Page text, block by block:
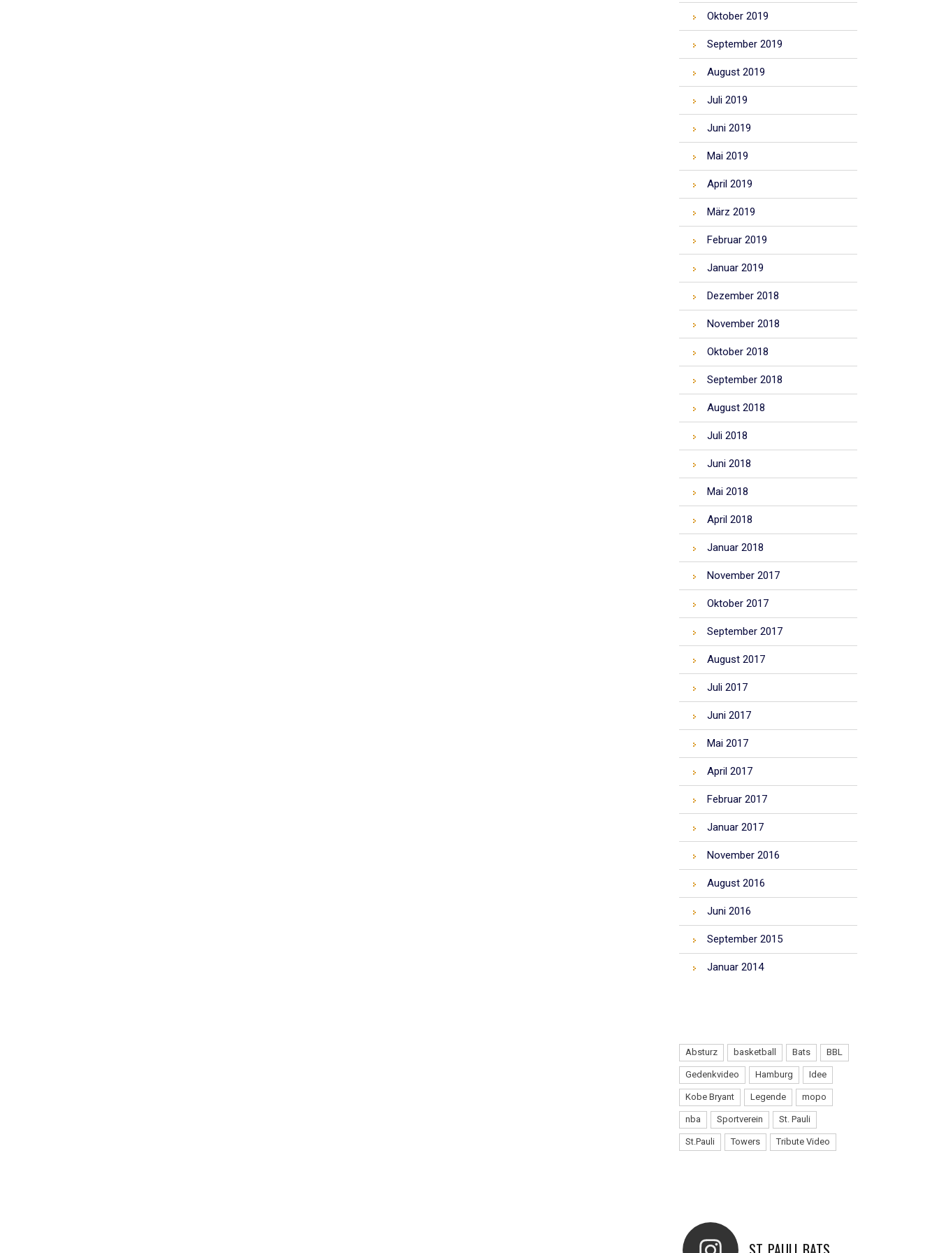
Oktober 2019
September 2019
August 2019
Juli 2019
Juni 2019
Mai 2019
April 2019
März 2019
Februar 2019
Januar 2019
Dezember 2018
November 2018
Oktober 2018
September 2018
August 2018
Juli 2018
Juni 2018
Mai 2018
April 2018
Januar 2018
November 2017
Oktober 2017
September 2017
August 2017
Juli 2017
Juni 2017
Mai 2017
April 2017
Februar 2017
Januar 2017
November 2016
August 2016
Juni 2016
September 2015
Januar 2014
Absturz basketball Bats BBL
Gedenkvideo Hamburg Idee
Kobe Bryant Legende mopo
nba Sportverein St. Pauli
St.Pauli Towers Tribute Video